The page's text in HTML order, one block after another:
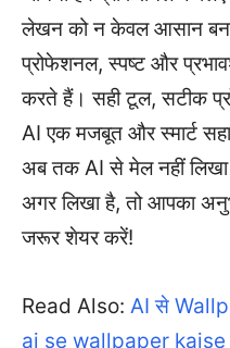
लेखन को न केवल आसान
प्रोफेशनल, स्पष्ट और
करते हैं। सही टूल, सटीक
AI एक मजबूत और स्मार्ट
अब तक AI से मेल नहीं
अगर लिखा है, तो आपका
जरूर शेयर करें!
Read Also: AI से
ai se wallpaper